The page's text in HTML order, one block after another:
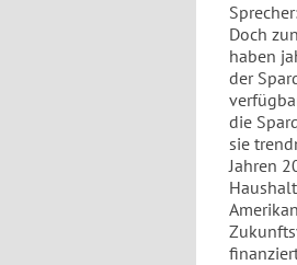
Doch
haben
der
die
sie
Jahren